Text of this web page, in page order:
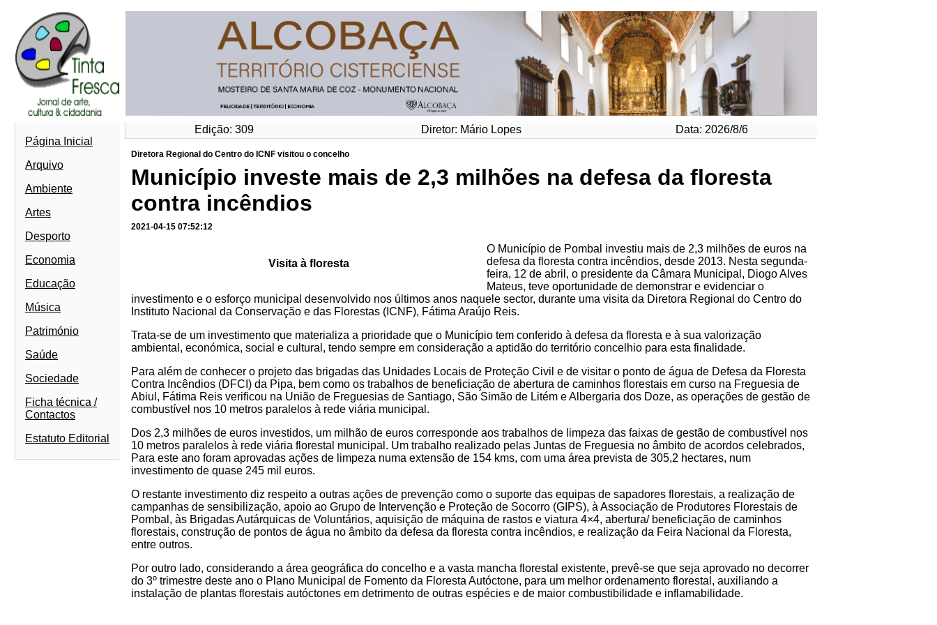
Edição: 309 Diretor: Mário Lopes
Data: 2026/8/6
Página Inicial
Arquivo
Ambiente
Artes
Desporto
Economia
Educação
Música
Património
Saúde
Sociedade
Ficha técnica /
Contactos
Estatuto Editorial
Diretora Regional do Centro do ICNF visitou o concelho
Município investe mais de 2,3 milhões na defesa da floresta
contra incêndios
2021-04-15 07:52:12
Visita à floresta
O Município de Pombal investiu mais de 2,3 milhões de euros na
defesa da floresta contra incêndios, desde 2013. Nesta segunda-
feira, 12 de abril, o presidente da Câmara Municipal, Diogo Alves
Mateus, teve oportunidade de demonstrar e evidenciar o
investimento e o esforço municipal desenvolvido nos últimos anos naquele sector, durante uma visita da Diretora Regional do Centro do
Instituto Nacional da Conservação e das Florestas (ICNF), Fátima Araújo Reis.
Trata-se de um investimento que materializa a prioridade que o Município tem conferido à defesa da floresta e à sua valorização
ambiental, económica, social e cultural, tendo sempre em consideração a aptidão do território concelhio para esta finalidade.
Para além de conhecer o projeto das brigadas das Unidades Locais de Proteção Civil e de visitar o ponto de água de Defesa da Floresta
Contra Incêndios (DFCI) da Pipa, bem como os trabalhos de beneficiação de abertura de caminhos florestais em curso na Freguesia de
Abiul, Fátima Reis verificou na União de Freguesias de Santiago, São Simão de Litém e Albergaria dos Doze, as operações de gestão de
combustível nos 10 metros paralelos à rede viária municipal.
Dos 2,3 milhões de euros investidos, um milhão de euros corresponde aos trabalhos de limpeza das faixas de gestão de combustível nos
10 metros paralelos à rede viária florestal municipal. Um trabalho realizado pelas Juntas de Freguesia no âmbito de acordos celebrados,
Para este ano foram aprovadas ações de limpeza numa extensão de 154 kms, com uma área prevista de 305,2 hectares, num
investimento de quase 245 mil euros.
O restante investimento diz respeito a outras ações de prevenção como o suporte das equipas de sapadores florestais, a realização de
campanhas de sensibilização, apoio ao Grupo de Intervenção e Proteção de Socorro (GIPS), à Associação de Produtores Florestais de
Pombal, às Brigadas Autárquicas de Voluntários, aquisição de máquina de rastos e viatura 4×4, abertura/ beneficiação de caminhos
florestais, construção de pontos de água no âmbito da defesa da floresta contra incêndios, e realização da Feira Nacional da Floresta,
entre outros.
Por outro lado, considerando a área geográfica do concelho e a vasta mancha florestal existente, prevê-se que seja aprovado no decorrer
do 3º trimestre deste ano o Plano Municipal de Fomento da Floresta Autóctone, para um melhor ordenamento florestal, auxiliando a
instalação de plantas florestais autóctones em detrimento de outras espécies e de maior combustibilidade e inflamabilidade.